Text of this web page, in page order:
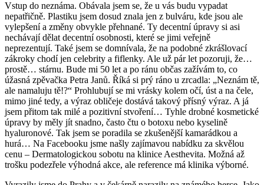
Vstup do neznáma. Obávala jsem se, že u vás budu vypadat
nepatřičně. Plastiku jsem dosud znala jen z bulváru, kde jsou ale
vylepšení a změny obvykle přehnané. Ty decentní úpravy si asi
nechávají dělat decentní osobnosti, které se jimi veřejně
neprezentují. Také jsem se domnívala, že na podobné zkrášlovací
zákroky chodí jen celebrity a fiflenky. Ale už pár let pozoruji, že…
prostě… stárnu. Bude mi 50 let a po ránu občas zažívám to, co
úžasná zpěvačka Petra Janů. Říká si prý ráno u zrcadla: „Neznám tě,
ale namaluju tě!?“ Prohlubují se mi vrásky kolem očí, úst a na čele,
mimo jiné tedy, a výraz obličeje dostává takový přísný výraz. A já
jsem přitom tak milé a pozitivní stvoření… Tyhle drobné kosmetické
úpravy by měly jít snadno, často čtu o botoxu nebo kyselině
hyaluronové. Tak jsem se poradila se zkušenější kamarádkou a
hurá… Na Facebooku jsme našly zajímavou nabídku za skvělou
cenu – Dermatologickou sobotu na klinice Aesthevita. Možná až
trošku podezřele výhodná akce, ale reference má klinika výborné.